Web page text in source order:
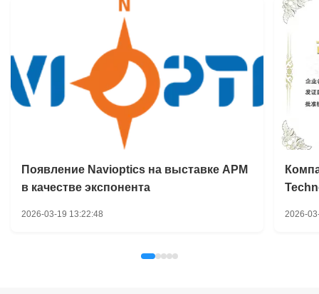
Появление Navioptics на выставке APM
в качестве экспонента
2026-03-19 13:22:48 2026-